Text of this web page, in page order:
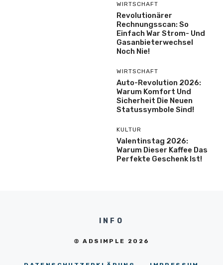
WIRTSCHAFT
Revolutionärer
Rechnungsscan: So
Einfach War Strom- Und
Gasanbieterwechsel
Noch Nie!
WIRTSCHAFT
Auto-Revolution 2026:
Warum Komfort Und
Sicherheit Die Neuen
Statussymbole Sind!
KULTUR
Valentinstag 2026:
Warum Dieser Kaffee Das
Perfekte Geschenk Ist!
INFO
© ADSIMPLE 2026